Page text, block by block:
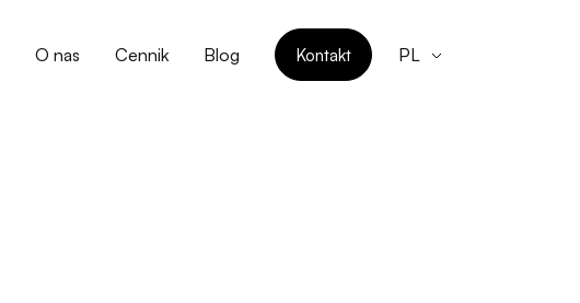
O nas Cennik Blog Kontakt PL